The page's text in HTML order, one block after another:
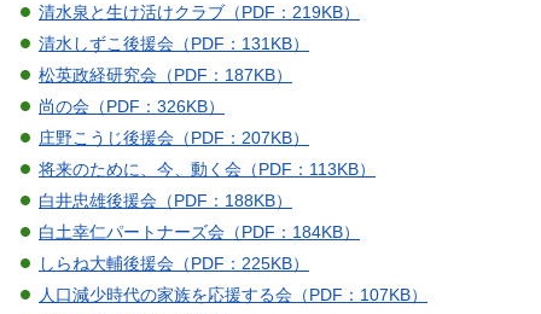
清水泉と生け活けクラブ（PDF：219KB）
清水しずこ後援会（PDF：131KB）
松英政経研究会（PDF：187KB）
尚の会（PDF：326KB）
庄野こうじ後援会（PDF：207KB）
将来のために、今、動く会（PDF：113KB）
白井忠雄後援会（PDF：188KB）
白土幸仁パートナーズ会（PDF：184KB）
しらね大輔後援会（PDF：225KB）
人口減少時代の家族を応援する会（PDF：107KB）